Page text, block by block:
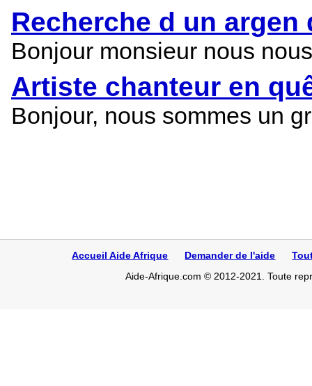
Recherche d un argen
Bonjour monsieur nous
Artiste chanteur en
Bonjour, nous sommes un
Accueil Aide Afrique Demander de l'aide
Aide-Afrique.com © 2012-2021. Toute